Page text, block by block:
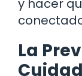
y hacer
La